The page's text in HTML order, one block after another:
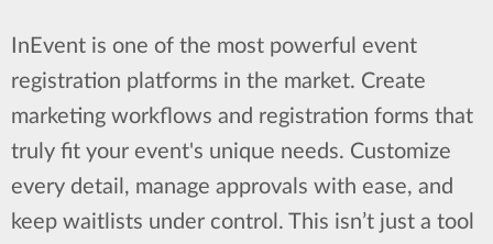
InEvent is one of the most powerful event
registration platforms in the market. Create
marketing workflows and registration forms that
truly fit your event's unique needs. Customize
every detail, manage approvals with ease, and
keep waitlists under control. This isn’t just a tool